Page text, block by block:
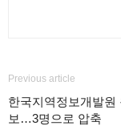
Previous article
한국지역정보개발원
보…3명으로 압축